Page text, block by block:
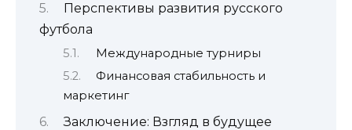
Перспективы развития русского
футбола
Международные турниры
Финансовая стабильность и
маркетинг
Заключение: Взгляд в будущее